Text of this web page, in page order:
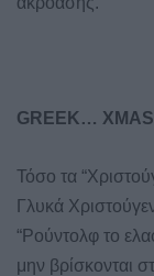
GREEK…
Τόσο τα
Γλυκά
“Ρούντολφ το
μην βρίσκονται